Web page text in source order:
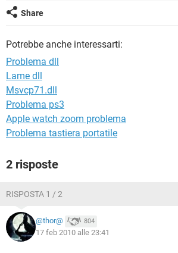
HARDWARE
INSTAGRAM
HARDWARE
Share
Potrebbe anche interessarti:
Problema dll
Lame dll
Msvcp71.dll
Problema ps3
Apple watch zoom problema
Problema tastiera portatile
2 risposte
RISPOSTA 1 / 2
@thor@ 804
17 feb 2010 alle 23:41